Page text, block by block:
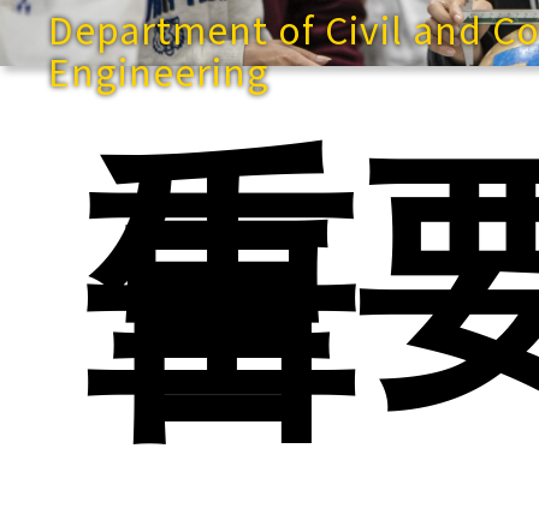
Department of Civil and
Engineering
重
告